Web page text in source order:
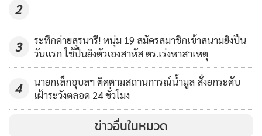
อัดแท่ง 6 กิโลกรัม กัญชาที่มีการตัดแบ่งใส่ถุงซิปล็อก 3 ถุง น้ำ
หนักรวม 180 กรัม, กล่องพัสดุ เครื่องชั่งน้ำหนักและอุปกรณ์แพ
กอื่นๆ ภายในห้องนอนของนายเบิร์ด จากนั้นตามไปจับกุมนายก็
อดได้ที่บ้านพัก พร้อมกัญชาอัดแท่ง 2 กิโลกรัม กัญชาใส่ถุงแล้ว
270 กรัม และสกัดจับนายแม็ก และ น.ส.อ้อน แฟนสาว ได้ที่ปั๊ม
น้ำมันแห่งหนึ่งในพื้นที่ อ.โพนพิสัย
2
3
ระทึกค่ายสุรนารี! หนุ่ม 19 สมัครสมาชิกเข้าสนามยิงปืน
วันแรก ใช้ปืนยิงตัวเองสาหัส ตร.เร่งหาสาเหตุ
4
นายกเล็กอุบลฯ ติดตามสถานการณ์น้ำมูล สั่งยกระดับ
เฝ้าระวังตลอด 24 ชั่วโมง
ข่าวอื่นในหมวด